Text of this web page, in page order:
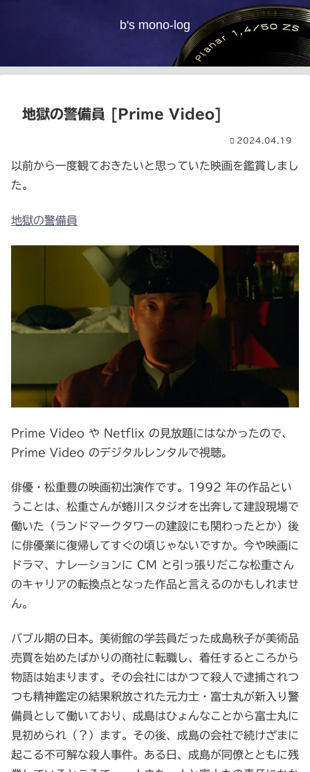
b's mono-log
地獄の警備員 [Prime Video]
2024.04.19
以前から一度観ておきたいと思っていた映画を鑑賞しまし
た。
地獄の警備員
Prime Video や Netflix の見放題にはなかったので、
Prime Video のデジタルレンタルで視聴。
俳優・松重豊の映画初出演作です。1992 年の作品とい
うことは、松重さんが蜷川スタジオを出奔して建設現場で
働いた（ランドマークタワーの建設にも関わったとか）後
に俳優業に復帰してすぐの頃じゃないですか。今や映画に
ドラマ、ナレーションに CM と引っ張りだこな松重さん
のキャリアの転換点となった作品と言えるのかもしれませ
ん。
バブル期の日本。美術館の学芸員だった成島秋子が美術品
売買を始めたばかりの商社に転職し、着任するところから
物語は始まります。その会社にはかつて殺人で逮捕されつ
つも精神鑑定の結果釈放された元力士・富士丸が新入り警
備員として働いており、成島はひょんなことから富士丸に
見初められ（？）ます。その後、成島の会社で続けざまに
起こる不可解な殺人事件。ある日、成島が同僚とともに残